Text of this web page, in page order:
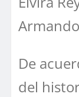
De
del